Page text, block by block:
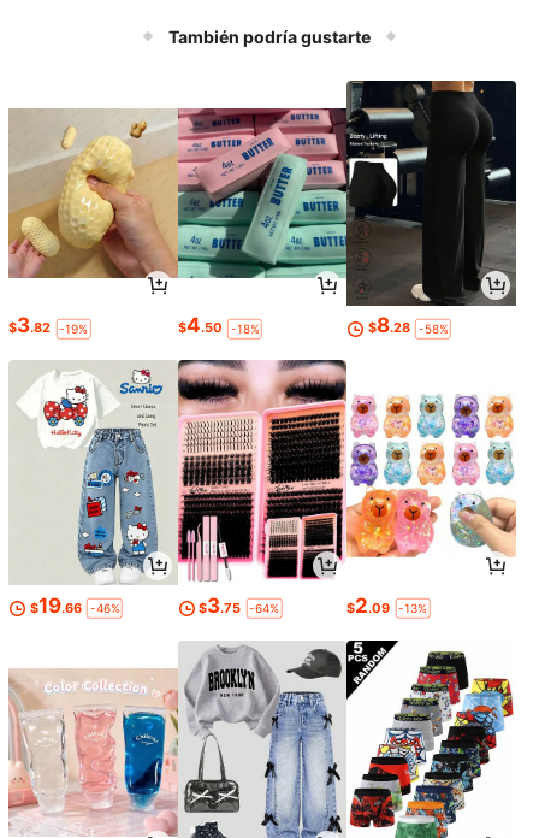
erfecto para bebé
También podría gustarte
$3.82 -19% $4.50 -18% $8.28 -58%
$19.66 -46% $3.75 -64% $2.09 -13%